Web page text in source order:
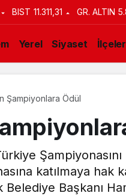
BIST 11.311,31 GR. ALTIN
Yerel Siyaset İlçeler
Şampiyonlara Ödül
katılmaya hak
Başkanı